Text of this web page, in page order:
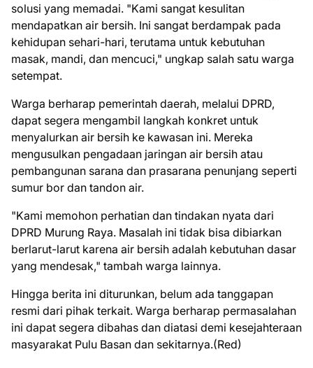
solusi yang memadai. "Kami sangat kesulitan
mendapatkan air bersih. Ini sangat berdampak pada
kehidupan sehari-hari, terutama untuk kebutuhan
masak, mandi, dan mencuci," ungkap salah satu warga
setempat.
Warga berharap pemerintah daerah, melalui DPRD,
dapat segera mengambil langkah konkret untuk
menyalurkan air bersih ke kawasan ini. Mereka
mengusulkan pengadaan jaringan air bersih atau
pembangunan sarana dan prasarana penunjang seperti
sumur bor dan tandon air.
"Kami memohon perhatian dan tindakan nyata dari
DPRD Murung Raya. Masalah ini tidak bisa dibiarkan
berlarut-larut karena air bersih adalah kebutuhan dasar
yang mendesak," tambah warga lainnya.
Hingga berita ini diturunkan, belum ada tanggapan
resmi dari pihak terkait. Warga berharap permasalahan
ini dapat segera dibahas dan diatasi demi kesejahteraan
masyarakat Pulu Basan dan sekitarnya.(Red)